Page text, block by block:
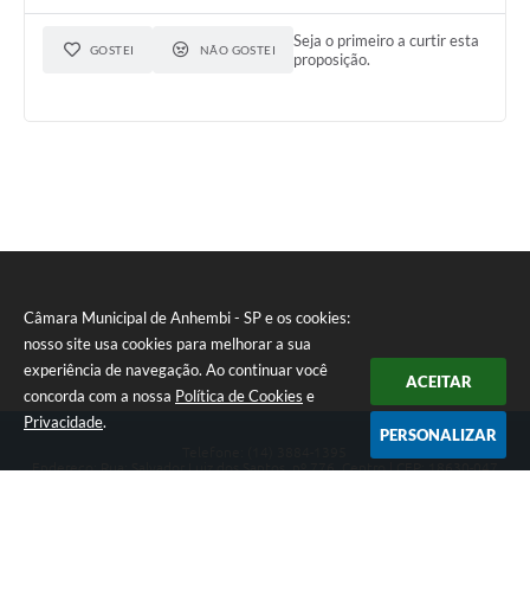
Câmara Municipal de Anhembi - SP e os cookies:
nosso site usa cookies para melhorar a sua
experiência de navegação. Ao continuar você
concorda com a nossa Política de Cookies e
Privacidade.
ACEITAR
PERSONALIZAR
GOSTEI NÃO GOSTEI
Seja o primeiro a curtir esta
proposição.
Endereço: Rua: Salvador Luiz dos Santos, nº 776, Centro | CEP: 18630-047